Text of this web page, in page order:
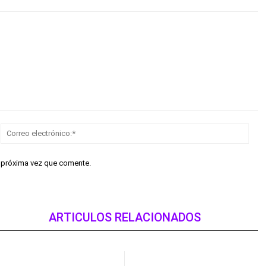
vez que comente.
ARTICULOS RELACIONADOS